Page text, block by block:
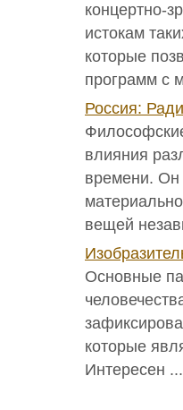
концертно-
истокам
которые
программ с
Россия:
влияния
времени. Он
вещей
Основные
которые
Интересен ...